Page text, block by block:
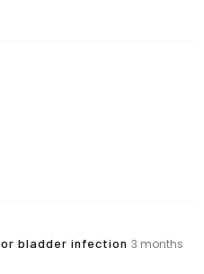
bladder infection 3 months